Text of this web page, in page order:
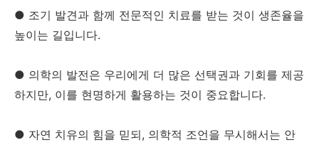
● 조기 발견과 함께 전문적인 치료를 받는 것이 생존율을
높이는 길입니다.
● 의학의 발전은 우리에게 더 많은 선택권과 기회를 제공
하지만, 이를 현명하게 활용하는 것이 중요합니다.
● 자연 치유의 힘을 믿되, 의학적 조언을 무시해서는 안